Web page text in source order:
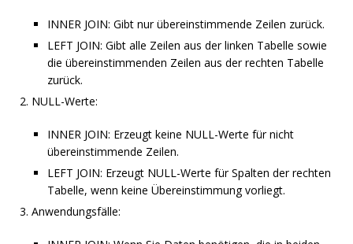
INNER JOIN: Gibt nur übereinstimmende Zeilen zurück.
LEFT JOIN: Gibt alle Zeilen aus der linken Tabelle sowie
die übereinstimmenden Zeilen aus der rechten Tabelle
zurück.
NULL-Werte:
INNER JOIN: Erzeugt keine NULL-Werte für nicht
übereinstimmende Zeilen.
LEFT JOIN: Erzeugt NULL-Werte für Spalten der rechten
Tabelle, wenn keine Übereinstimmung vorliegt.
Anwendungsfälle: